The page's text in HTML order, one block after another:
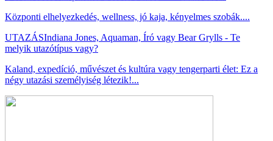
Központi elhelyezkedés, wellness, jó kaja, kényelmes szobák....
UTAZÁSIndiana Jones, Aquaman, Író vagy Bear Grylls - Te
melyik utazótípus vagy?
Kaland, expedíció, művészet és kultúra vagy tengerparti élet: Ez a
négy utazási személyiség létezik!...